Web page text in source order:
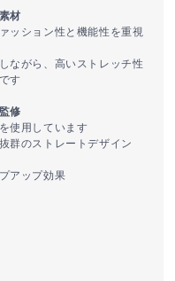
材
ッション性と機能性を重視
ながら、高いストレッチ性
す
修
使用しています
群のストレートデザイン
アップ効果